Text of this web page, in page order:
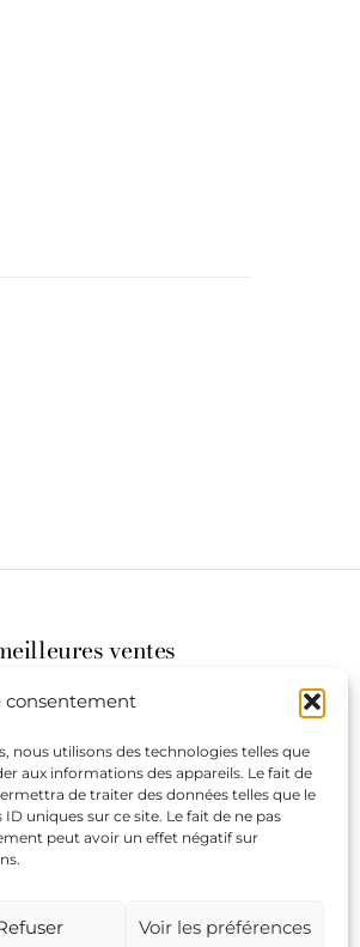
consentement
nous utilisons des technologies telles que
aux informations des appareils. Le fait de
de traiter des données telles que le
uniques sur ce site. Le fait de ne pas
peut avoir un effet négatif sur
Voir les préférences
ventes